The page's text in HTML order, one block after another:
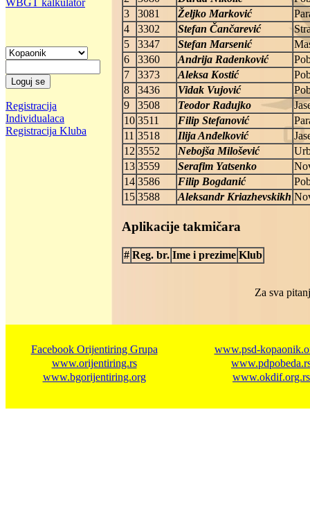
Registracija
Individualaca
Registracija Kluba
3
3081 Željko Marković
4
3302 Stefan Čančarević
5
3347 Stefan Marsenić
6
3360 Andrija Radenković
7
3373 Aleksa Kostić
8
3436 Vidak Vujović
9
3508 Teodor Radujko
10 3511 Filip Stefanović
11 3518 Ilija Anđelković
12 3552 Nebojša Milošević
13 3559 Serafim Yatsenko
14 3586 Filip Bogdanić
15 3588 Aleksandr Kriazhevskikh
Aplikacije takmičara
# Reg. br. Ime i prezime Klub
Za sva
Facebook Orijentiring Grupa
www.orijentiring.rs
www.bgorijentiring.org
www.psd-
www.okdif.org.rs